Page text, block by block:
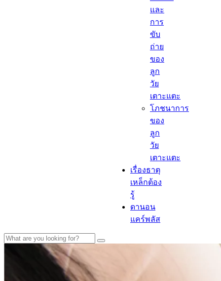
และ
การ
ขับ
ถ่าย
ของ
ลูก
วัย
เตาะแตะ
โภชนาการ
ของ
ลูก
วัย
เตาะแตะ
เรื่องธาตุ
เหล็กต้อง
รู้​
ดานอน
แคร์พลัส